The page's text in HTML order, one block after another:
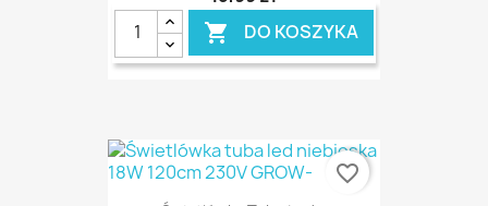
 DO KOSZYKA
favorite_border